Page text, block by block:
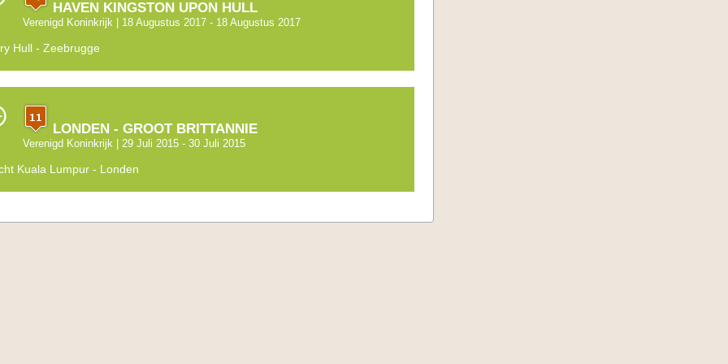
HAVEN KINGSTON UPON HULL
Verenigd Koninkrijk| 18 Augustus 2017 - 18 Augustus 2017
Hull - Zeebrugge
LONDEN - GROOT BRITTANNIE
Verenigd Koninkrijk| 29 Juli 2015 - 30 Juli 2015
Kuala Lumpur - Londen